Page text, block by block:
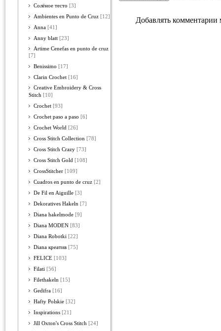
Солёное тесто [3]
Ambientes en Punto de Cruz [12]
Anna [41]
Anny blatt [23]
Artime Cenefas en punto de cruz
[7]
Benissimo [17]
Clarin Crochet [16]
Creative Embroidery & Cross
Stitch [10]
Crochet [93]
Crochet paso a paso [6]
Crochet World [26]
Cross Stitch Collection [78]
Cross Stitch Crazy [73]
Cross Stitch Gold [108]
CrossStitcher [109]
Cuadros en punto de cruz [2]
De Fil en Aiguille [3]
Dekoratives Hakeln [7]
Diana hakelmode [9]
Diana MODEN [83]
Diana Robotki [22]
Diana креатив [75]
FELICE [103]
Filati [56]
Filethakeln [15]
Gedifra [16]
Hafty Polskie [32]
Inspirations [21]
Jill Oxton's Cross Stitch [24]
Добавлять комментарии